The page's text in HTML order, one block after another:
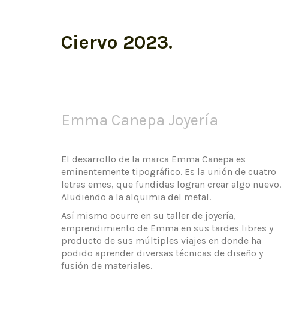
Ciervo 2023.
Emma Canepa Joyería
El desarrollo de la marca Emma Canepa es
eminentemente tipográfico. Es la unión de cuatro
letras emes, que fundidas logran crear algo nuevo.
Aludiendo a la alquimia del metal.
Así mismo ocurre en su taller de joyería,
emprendimiento de Emma en sus tardes libres y
producto de sus múltiples viajes en donde ha
podido aprender diversas técnicas de diseño y
fusión de materiales.